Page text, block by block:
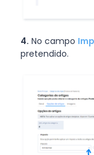
4. No campo
pretendido.